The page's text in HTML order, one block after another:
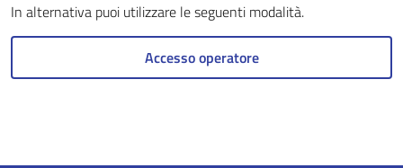
Seguici
In alternativa puoi utilizzare le seguenti modalità.
Accesso operatore